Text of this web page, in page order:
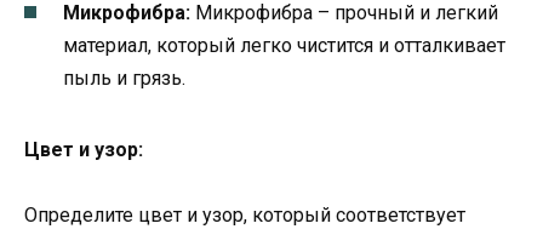
Микрофибра: Микрофибра – прочный и легкий
материал, который легко чистится и отталкивает
пыль и грязь.
Цвет и узор:
Определите цвет и узор, который соответствует